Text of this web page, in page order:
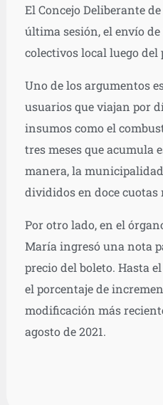
El Concejo Deliberante
última sesión, el envío
colectivos local luego del
Uno de los argumentos
usuarios que viajan por
insumos como el
tres meses que acumula
manera, la
divididos en doce cuotas
Por otro lado, en el
María ingresó una nota
precio del boleto. Hasta
el porcentaje de
modificación más
agosto de 2021.